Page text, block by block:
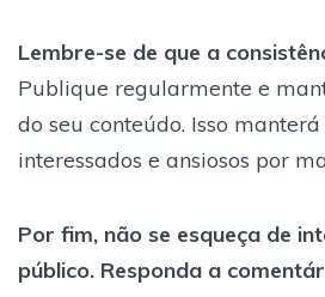
Lembre-se de que a
Publique regularmente e
do seu conteúdo. Isso
interessados e ansiosos por
Por fim, não se esqueça de
público. Responda a